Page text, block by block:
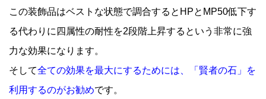
この装飾品はベストな状態で調合するとHPとMP50低下す
る代わりに四属性の耐性を2段階上昇するという非常に強
力な効果になります。
そして全ての効果を最大にするためには、「賢者の石」を
利用するのがお勧めです。